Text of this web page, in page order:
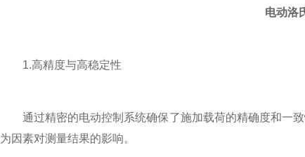
电动洛
1.高精度与高稳定性
通过精密的电动控制系统确保了施加载荷的精确度和一致
为因素对测量结果的影响。